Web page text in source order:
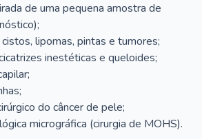
de uma pequena amostra de
lipomas, pintas e tumores;
inestéticas e queloides;
do câncer de pele;
micrográfica (cirurgia de MOHS).